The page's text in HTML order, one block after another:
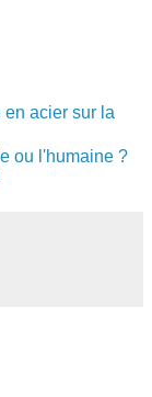
en acier sur la
ou l'humaine ?